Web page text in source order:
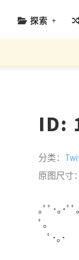
探索 +
ID:
分类：
原图尺寸
｡ﾟﾟ･｡･ﾟﾟ｡
ﾟ。
ﾟ･｡･